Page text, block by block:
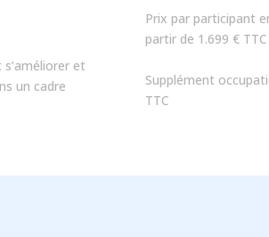
et
un cadre
Prix par participant
partir de 1.699 €
Supplément
TTC